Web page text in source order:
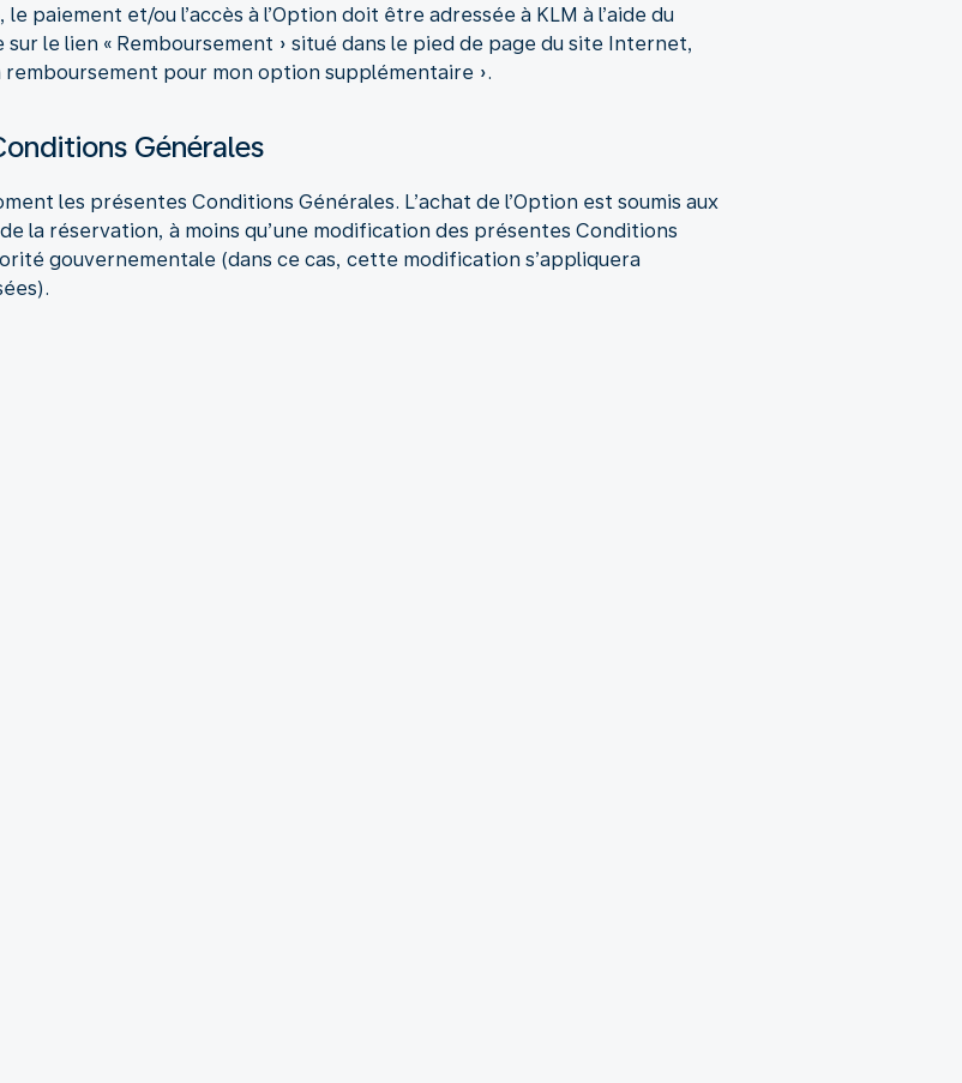
paiement et/ou l’accès à l’Option doit être adressée à KLM à l’aide du
sur le lien « Remboursement » situé dans le pied de page du site Internet,
pour mon option supplémentaire ».
Générales
les présentes Conditions Générales. L’achat de l’Option est soumis aux
la réservation, à moins qu’une modification des présentes Conditions
gouvernementale (dans ce cas, cette modification s’appliquera